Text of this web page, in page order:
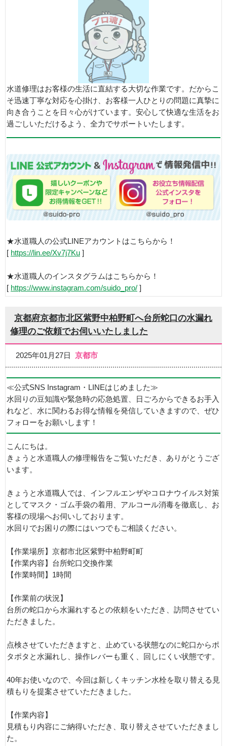
水道修理はお客様の生活に直結する大切な作業です。だからこ
そ迅速丁寧な対応を心掛け、お客様一人ひとりの問題に真摯に
向き合うことを日々心がけています。安心して快適な生活をお
過ごしいただけるよう、全力でサポートいたします。
★水道職人の公式LINEアカウントはこちらから！
[ https://lin.ee/Xv7j7Ku ]
★水道職人のインスタグラムはこちらから！
[ https://www.instagram.com/suido_pro/ ]
京都府京都市北区紫野中柏野町へ台所蛇口の水漏れ
修理のご依頼でお伺いいたしました
2025年01月27日 京都市
≪公式SNS Instagram・LINEはじめました≫
水回りの豆知識や緊急時の応急処置、日ごろからできるお手入
れなど、水に関わるお得な情報を発信していきますので、ぜひ
フォローをお願いします！
こんにちは。
きょうと水道職人の修理報告をご覧いただき、ありがとうござ
います。
きょうと水道職人では、インフルエンザやコロナウイルス対策
としてマスク・ゴム手袋の着用、アルコール消毒を徹底し、お
客様の現場へお伺いしております。
水回りでお困りの際にはいつでもご相談ください。
【作業場所】京都市北区紫野中柏野町町
【作業内容】台所蛇口交換作業
【作業時間】1時間
【作業前の状況】
台所の蛇口から水漏れするとの依頼をいただき、訪問させてい
ただきました。
点検させていただきますと、止めている状態なのに蛇口からポ
タポタと水漏れし、操作レバーも重く、回しにくい状態です。
40年お使いなので、今回は新しくキッチン水栓を取り替える見
積もりを提案させていただきました。
【作業内容】
見積もり内容にご納得いただき、取り替えさせていただきまし
た。